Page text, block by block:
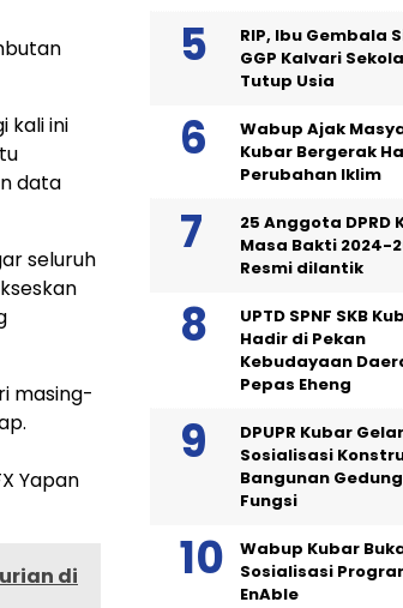
kali ini
data
seluruh
masing-
Yapan
di
RIP, Ibu Gembala
GGP Kalvari
Tutup Usia
Wabup Ajak
Kubar Bergerak
Perubahan Iklim
25 Anggota DPRD
Masa Bakti 2024-
Resmi dilantik
UPTD SPNF SKB
Hadir di Pekan
Kebudayaan
Pepas Eheng
DPUPR Kubar Gelar
Sosialisasi
Bangunan
Fungsi
Wabup Kubar
Sosialisasi
EnAble